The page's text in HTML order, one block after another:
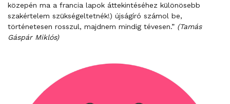
közepén ma a francia lapok áttekintéséhez különösebb
szakértelem szükségeltetnék!) újságíró számol be,
történetesen rosszul, majdnem mindig tévesen.” (Tamás
Gáspár Miklós)